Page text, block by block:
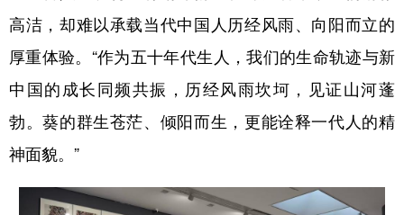
高洁，却难以承载当代中国人历经风雨、向阳而立的
厚重体验。“作为五十年代生人，我们的生命轨迹与新
中国的成长同频共振，历经风雨坎坷，见证山河蓬
勃。葵的群生苍茫、倾阳而生，更能诠释一代人的精
神面貌。”